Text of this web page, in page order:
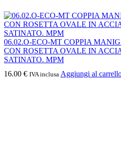
06.02.O-ECO-MT COPPIA
CON ROSETTA OVALE IN
SATINATO. MPM
16.00 € IVA inclusa Aggiungi al